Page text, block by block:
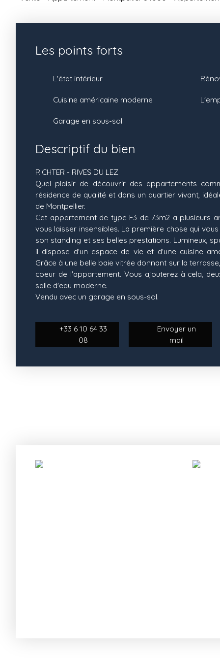
Les points forts
L'état intérieur
Cuisine américaine moderne
Garage en sous-sol
Descriptif du bien
RICHTER - RIVES DU LEZ
Quel plaisir de découvrir des appartements
résidence de qualité et dans un quartier vivant,
de Montpellier.
Cet appartement de type F3 de 73m2 a plusieurs
vous laisser insensibles. La première chose qui
son standing et ses belles prestations. Lumineux,
il dispose d'un espace de vie et d'une cuisine
Grâce à une belle baie vitrée donnant sur la
coeur de l'appartement. Vous ajouterez à cela,
salle d'eau moderne.
Vendu avec un garage en sous-sol.
+33 6 10 64 33
08
Envoyer un
mail